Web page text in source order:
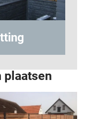
plaatsen